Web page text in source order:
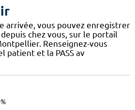
arrivée, vous pouvez enregistrer
chez vous, sur le portail
Renseignez-vous
patient et la PASS av